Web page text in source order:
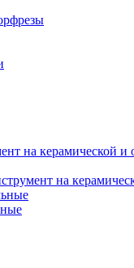
на керамической и
на